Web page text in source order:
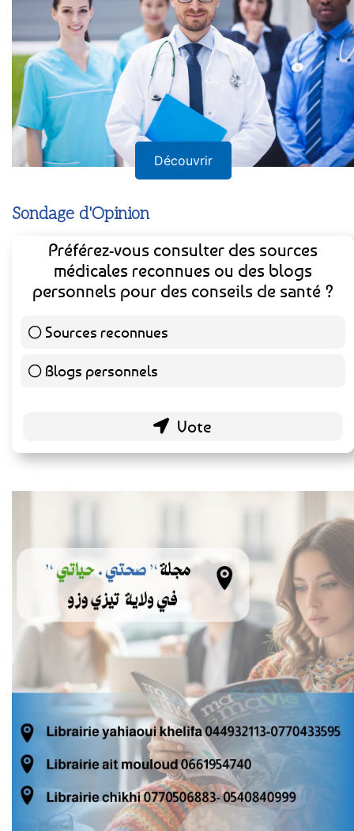
Découvrir
Sondage d'Opinion
Préférez-vous consulter des sources
médicales reconnues ou des blogs
personnels pour des conseils de santé ?
Sources reconnues
Blogs personnels